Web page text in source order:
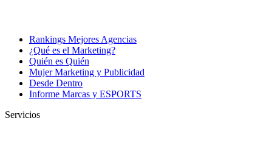
Rankings Mejores Agencias
¿Qué es el Marketing?
Quién es Quién
Mujer Marketing y Publicidad
Desde Dentro
Informe Marcas y ESPORTS
Servicios